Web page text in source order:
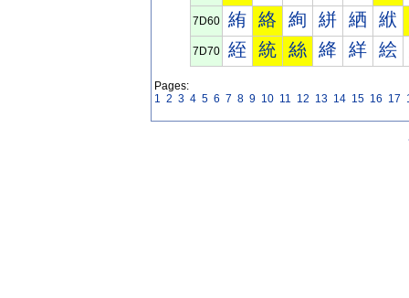
7D60 絠 絡 絢 絣 絤 絥
7D70 絰 統 絲 絳 絴 絵
Pages:
1 2 3 4 5 6 7 8 9 10 11 12 13 14 15 16 17